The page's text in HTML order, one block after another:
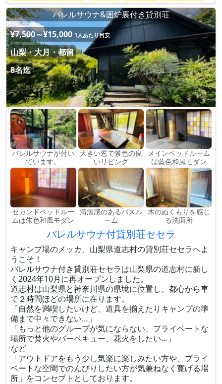
バレルサウナ&囲炉裏付き貸別荘
¥7,500～¥15,000 1人あたり目安
山梨・大月・都留
8名迄
バレルサウナが付い
ています。
大きい窓で景色の良
いリビング
メインベッドルーム
は藍色和風モダン
セカンドベッドルー
ムは朱色和風モダン
清潔感のあるバスル
ーム
木のぬくもりを感じ
る洗面所
バレルサウナ付貸別荘セセラ
キャンプ場のメッカ、山梨県道志村の貸別荘セセラへよ
うこそ！
バレルサウナ付き貸別荘セセラは山梨県の道志村に新し
く2024年10月に再オープンしました。
道志村は山梨県と神奈川県の県境に位置し、都心から車
で２時間ほどの場所に在ります。
「自然を満喫したいけど、道具を揃えたりキャンプの準
備まで中々できない…」
「もっと他のグループが気にならない、プライベートな
場所で焚火やバーベキュー、花火をしたい…」
など
「アウトドアをもう少し気楽に楽しみたい方や、プライ
ベートな空間でのんびりしたい方が気兼ねなく寛げる場
所」をコンセプトとしております。